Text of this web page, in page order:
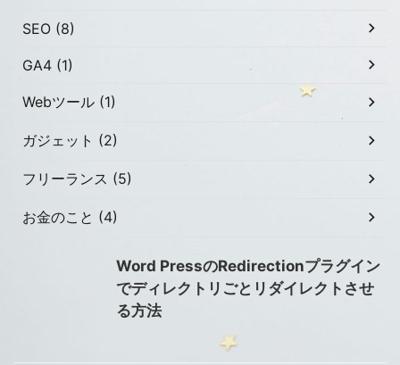
SEO (8)
GA4 (1)
Webツール (1)
ガジェット (2)
フリーランス (5)
お金のこと (4)
Word PressのRedirectionプラグイン
でディレクトリごとリダイレクトさせ
る方法